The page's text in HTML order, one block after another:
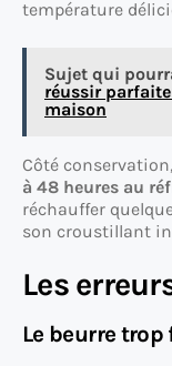
température
Sujet qui
réussir
maison
Côté
à 48 heures au
réchauffer
son croustillant
Les
Le beurre trop